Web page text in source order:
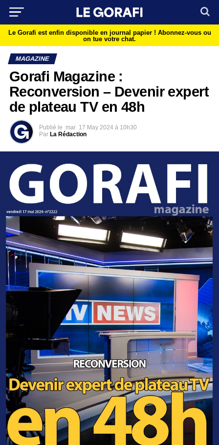
Le Gorafi est enfin disponible en journal papier ! Abonnez-vous ou
on tue votre chat.
MAGAZINE
Gorafi Magazine :
Reconversion – Devenir expert
de plateau TV en 48h
Publié le mar 17 May 2024 à 10h30
Par La Rédaction